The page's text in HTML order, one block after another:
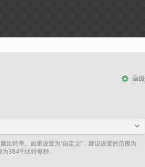
高级
比特率。如果设置为“自定义”，建议设置的范围为
384千比特每秒。